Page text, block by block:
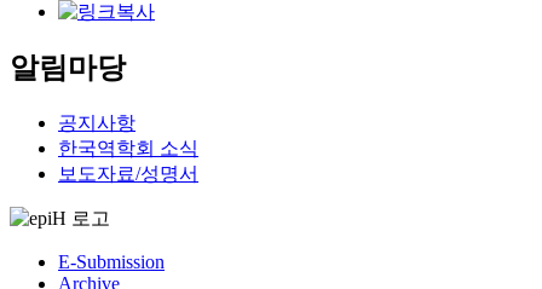
알림마당
공지사항
한국역학회 소식
보도자료/성명서
E-Submission
Archive